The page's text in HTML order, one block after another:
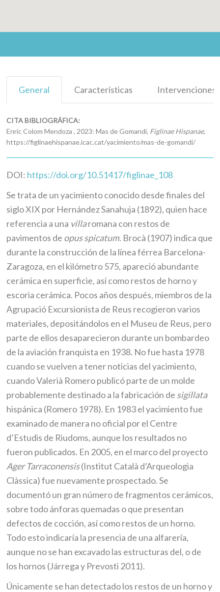
General Características Intervenciones
CITA BIBLIOGRÁFICA:
Enric Colom Mendoza , 2023: Mas de Gomandí, Figlinae Hispanae,
https://figlinaehispanae.icac.cat/yacimiento/mas-de-gomandi/
DOI: https://doi.org/10.51417/figlinae_108
Se trata de un yacimiento conocido desde finales del
siglo XIX por Hernández Sanahuja (1892), quien hace
referencia a una villaromana con restos de
pavimentos de opus spicatum. Brocà (1907) indica que
durante la construcción de la línea férrea Barcelona-
Zaragoza, en el kilómetro 575, apareció abundante
cerámica en superficie, así como restos de horno y
escoria cerámica. Pocos años después, miembros de la
Agrupació Excursionista de Reus recogieron varios
materiales, depositándolos en el Museu de Reus, pero
parte de ellos desaparecieron durante un bombardeo
de la aviación franquista en 1938. No fue hasta 1978
cuando se vuelven a tener noticias del yacimiento,
cuando Valerià Romero publicó parte de un molde
probablemente destinado a la fabricación de sigillata
hispánica (Romero 1978). En 1983 el yacimiento fue
examinado de manera no oficial por el Centre
d’Estudis de Riudoms, aunque los resultados no
fueron publicados. En 2005, en el marco del proyecto
Ager Tarraconensis(Institut Català d’Arqueologia
Clàssica) fue nuevamente prospectado. Se
documentó un gran número de fragmentos cerámicos,
sobre todo ánforas quemadas o que presentan
defectos de cocción, así como restos de un horno.
Todo esto indicaría la presencia de una alfarería,
aunque no se han excavado las estructuras del, o de
los hornos (Járrega y Prevosti 2011).
Únicamente se han detectado los restos de un horno y